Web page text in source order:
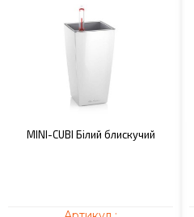
MINI-CUBI Білий блискучий